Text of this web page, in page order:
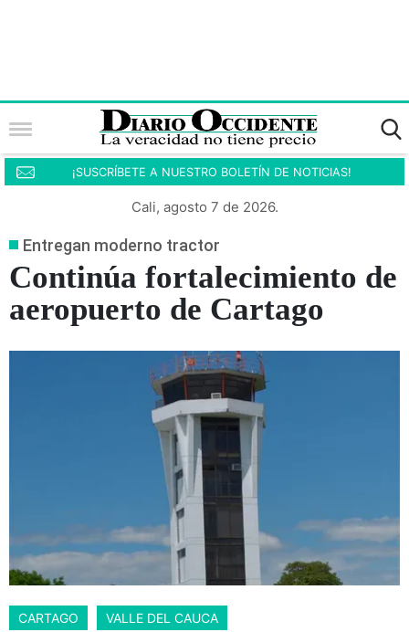
¡SUSCRÍBETE A NUESTRO BOLETÍN DE NOTICIAS!
Cali, agosto 7 de 2026.
Entregan moderno tractor
Continúa fortalecimiento de
aeropuerto de Cartago
CARTAGO VALLE DEL CAUCA